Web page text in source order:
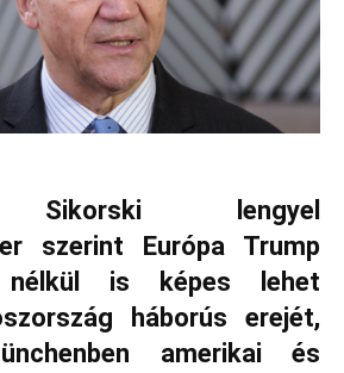
Sikorski lengyel
szerint Európa Trump
nélkül is képes lehet
háborús erejét,
amerikai és